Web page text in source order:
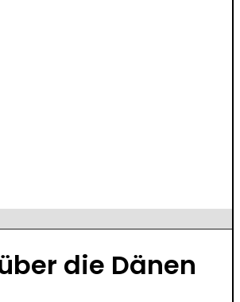
die Dänen